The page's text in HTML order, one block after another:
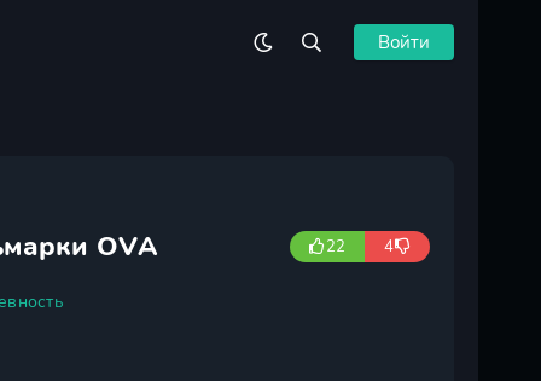
Войти
OVA 22 4